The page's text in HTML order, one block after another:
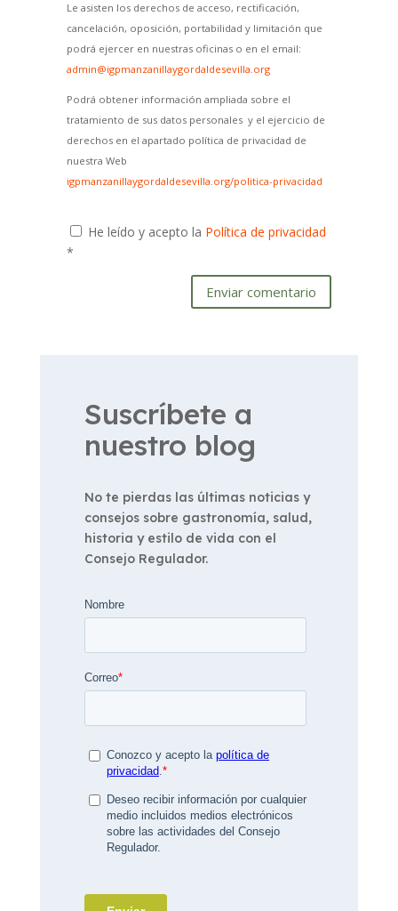
Le asisten los derechos de acceso, rectificación,
cancelación, oposición, portabilidad y limitación que
podrá ejercer en nuestras oficinas o en el email:
admin@igpmanzanillaygordaldesevilla.org
Podrá obtener información ampliada sobre el
tratamiento de sus datos personales y el ejercicio de
derechos en el apartado política de privacidad de
nuestra Web
igpmanzanillaygordaldesevilla.org/politica-privacidad
He leído y acepto la Política de privacidad
*
Enviar comentario
Suscríbete a
nuestro blog
No te pierdas las últimas noticias y
consejos sobre gastronomía, salud,
historia y estilo de vida con el
Consejo Regulador.